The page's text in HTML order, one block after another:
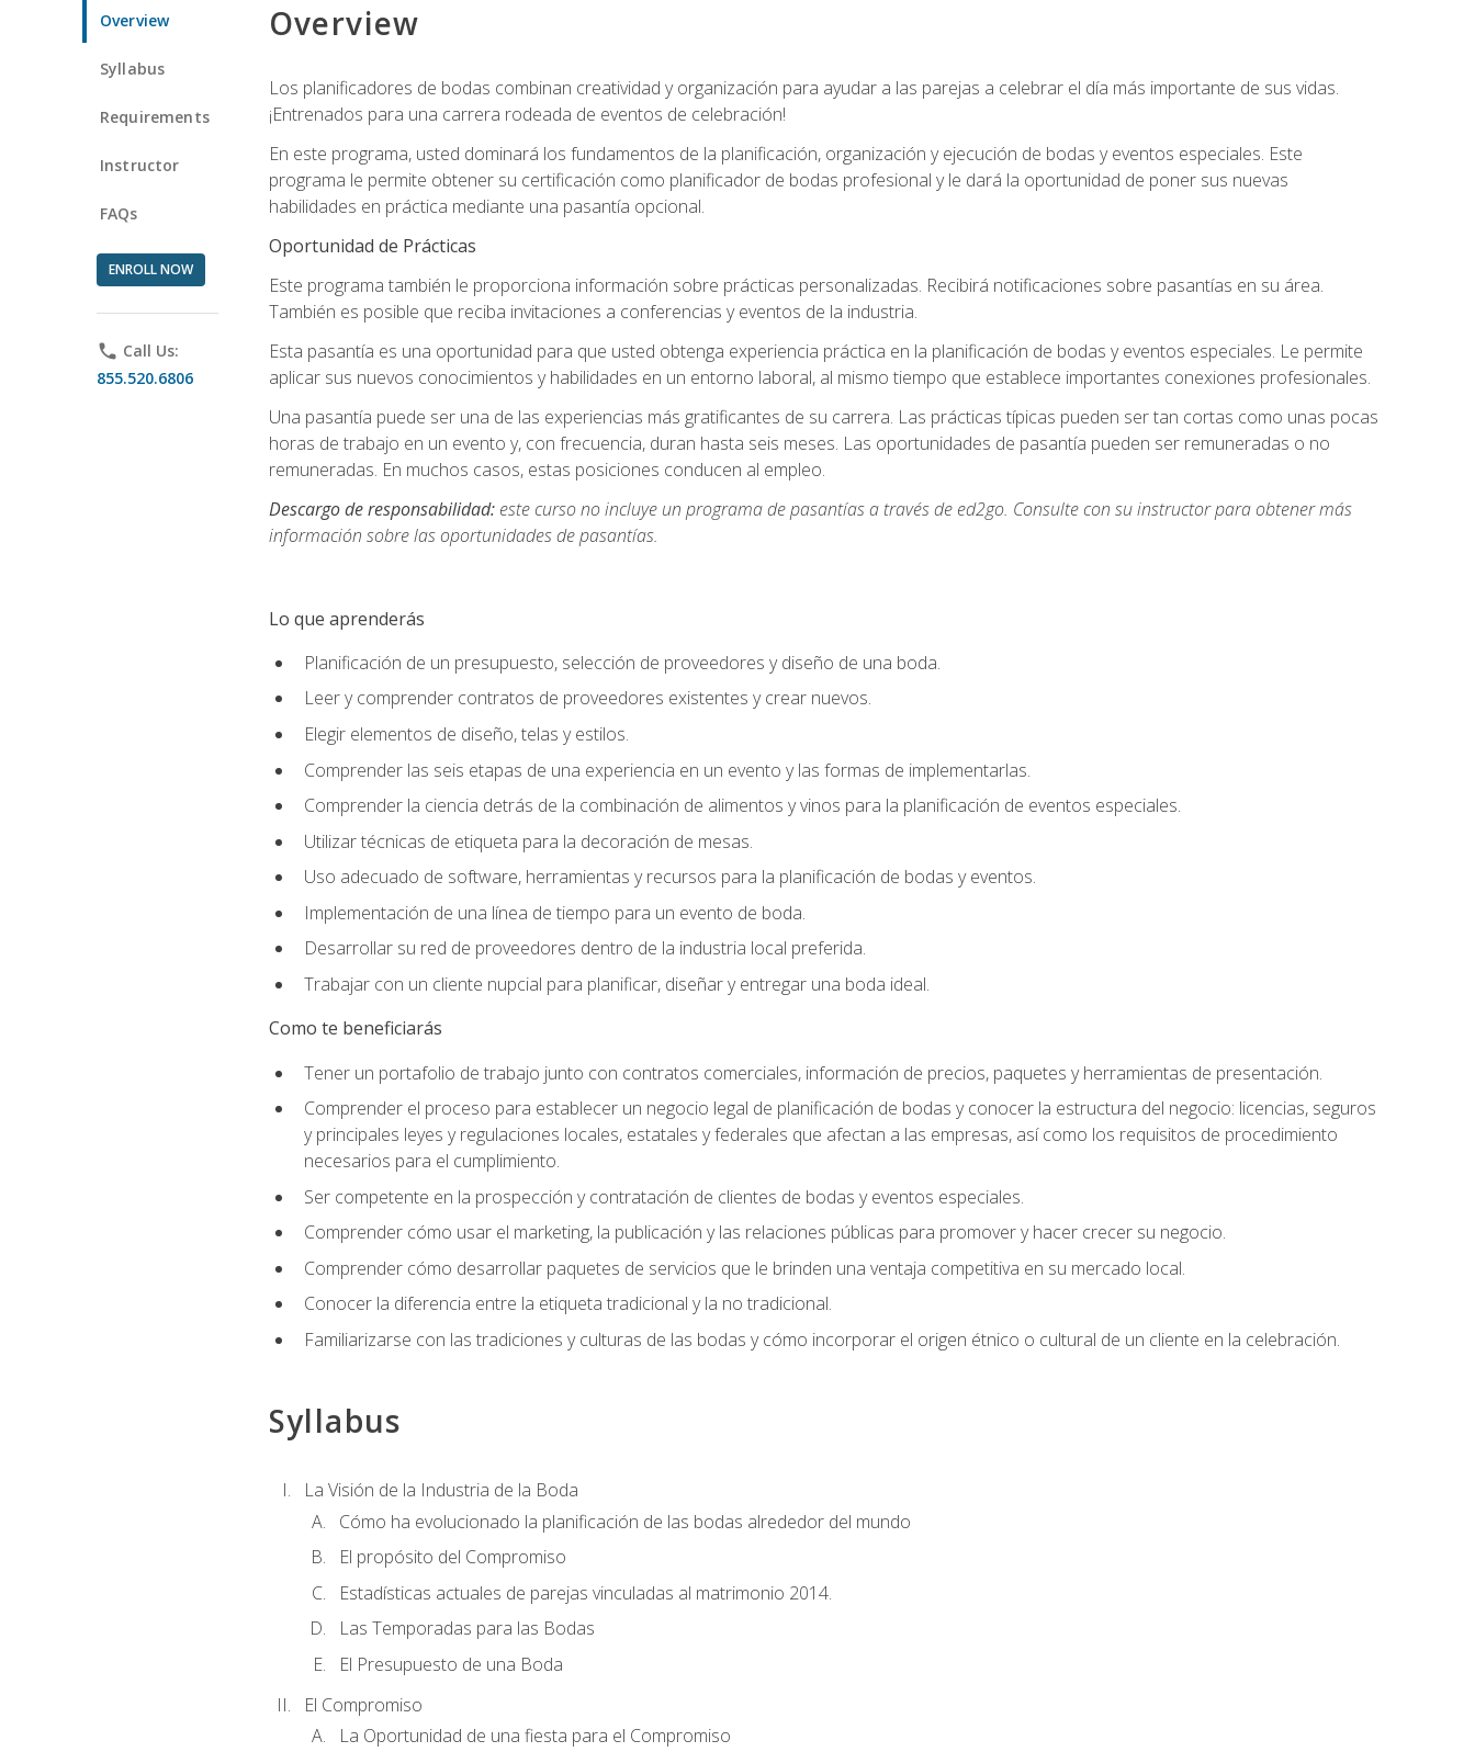
Overview
Syllabus
Requirements
Instructor
FAQs
ENROLL NOW
phone Call Us:
855.520.6806
Overview
Los planificadores de bodas combinan creatividad y organización para ayudar a las parejas a celebrar el día más importante de sus vidas.
¡Entrenados para una carrera rodeada de eventos de celebración!
En este programa, usted dominará los fundamentos de la planificación, organización y ejecución de bodas y eventos especiales. Este
programa le permite obtener su certificación como planificador de bodas profesional y le dará la oportunidad de poner sus nuevas
habilidades en práctica mediante una pasantía opcional.
Oportunidad de Prácticas
Este programa también le proporciona información sobre prácticas personalizadas. Recibirá notificaciones sobre pasantías en su área.
También es posible que reciba invitaciones a conferencias y eventos de la industria.
Esta pasantía es una oportunidad para que usted obtenga experiencia práctica en la planificación de bodas y eventos especiales. Le permite
aplicar sus nuevos conocimientos y habilidades en un entorno laboral, al mismo tiempo que establece importantes conexiones profesionales.
Una pasantía puede ser una de las experiencias más gratificantes de su carrera. Las prácticas típicas pueden ser tan cortas como unas pocas
horas de trabajo en un evento y, con frecuencia, duran hasta seis meses. Las oportunidades de pasantía pueden ser remuneradas o no
remuneradas. En muchos casos, estas posiciones conducen al empleo.
Descargo de responsabilidad:este curso no incluye un programa de pasantías a través de ed2go. Consulte con su instructor para obtener más
información sobre las oportunidades de pasantías.
Lo que aprenderás
Planificación de un presupuesto, selección de proveedores y diseño de una boda.
Leer y comprender contratos de proveedores existentes y crear nuevos.
Elegir elementos de diseño, telas y estilos.
Comprender las seis etapas de una experiencia en un evento y las formas de implementarlas.
Comprender la ciencia detrás de la combinación de alimentos y vinos para la planificación de eventos especiales.
Utilizar técnicas de etiqueta para la decoración de mesas.
Uso adecuado de software, herramientas y recursos para la planificación de bodas y eventos.
Implementación de una línea de tiempo para un evento de boda.
Desarrollar su red de proveedores dentro de la industria local preferida.
Trabajar con un cliente nupcial para planificar, diseñar y entregar una boda ideal.
Como te beneficiarás
Tener un portafolio de trabajo junto con contratos comerciales, información de precios, paquetes y herramientas de presentación.
Comprender el proceso para establecer un negocio legal de planificación de bodas y conocer la estructura del negocio: licencias, seguros
y principales leyes y regulaciones locales, estatales y federales que afectan a las empresas, así como los requisitos de procedimiento
necesarios para el cumplimiento.
Ser competente en la prospección y contratación de clientes de bodas y eventos especiales.
Comprender cómo usar el marketing, la publicación y las relaciones públicas para promover y hacer crecer su negocio.
Comprender cómo desarrollar paquetes de servicios que le brinden una ventaja competitiva en su mercado local.
Conocer la diferencia entre la etiqueta tradicional y la no tradicional.
Familiarizarse con las tradiciones y culturas de las bodas y cómo incorporar el origen étnico o cultural de un cliente en la celebración.
Syllabus
La Visión de la Industria de la Boda
Cómo ha evolucionado la planificación de las bodas alrededor del mundo
El propósito del Compromiso
Estadísticas actuales de parejas vinculadas al matrimonio 2014.
Las Temporadas para las Bodas
El Presupuesto de una Boda
El Compromiso
La Oportunidad de una fiesta para el Compromiso